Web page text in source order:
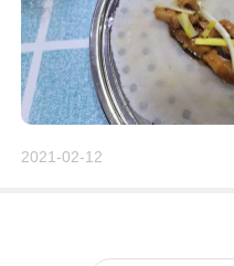
2021-02-12